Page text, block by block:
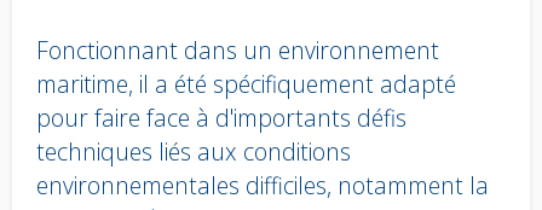
Fonctionnant dans un environnement
maritime, il a été spécifiquement adapté
pour faire face à d'importants défis
techniques liés aux conditions
environnementales difficiles, notamment la